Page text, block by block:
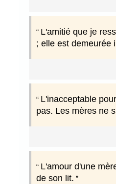
L'amitié que je
; elle est demeurée
L'inacceptable
pas. Les mères ne
L'amour d'une
de son lit.